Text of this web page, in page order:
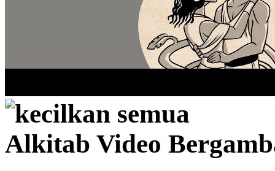
kecilkan semua
Alkitab Video